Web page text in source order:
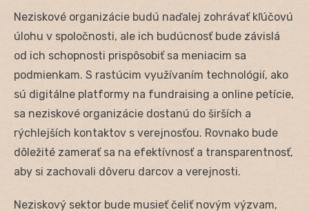
Neziskové organizácie budú naďalej zohrávať kľúčovú
úlohu v spoločnosti, ale ich budúcnosť bude závislá
od ich schopnosti prispôsobiť sa meniacim sa
podmienkam. S rastúcim využívaním technológií, ako
sú digitálne platformy na fundraising a online petície,
sa neziskové organizácie dostanú do širších a
rýchlejších kontaktov s verejnosťou. Rovnako bude
dôležité zamerať sa na efektívnosť a transparentnosť,
aby si zachovali dôveru darcov a verejnosti.
Neziskový sektor bude musieť čeliť novým výzvam,